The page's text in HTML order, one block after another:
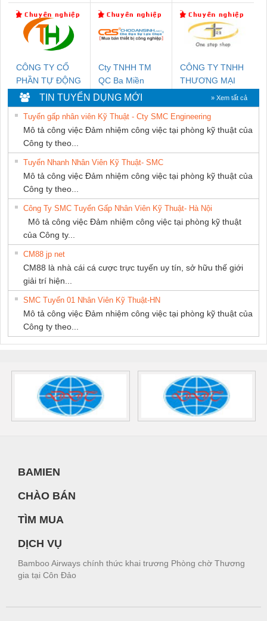
PHƯƠNG NAM
CÔNG TY CỔ
PHẦN TỰ ĐỘNG
TIẾN HƯNG
Cty TNHH TM
QC Ba Miền
CÔNG TY TNHH
THƯƠNG MẠI
THIÊN ÂN VIỆT
NAM
TIN TUYỂN DỤNG MỚI » Xem tất cả
Tuyển gấp nhân viên Kỹ Thuật - Cty SMC Engineering
Mô tả công việc Đảm nhiệm công việc tại phòng kỹ thuật của
Công ty theo...
Tuyển Nhanh Nhân Viên Kỹ Thuật- SMC
Mô tả công việc Đảm nhiệm công việc tại phòng kỹ thuật của
Công ty theo...
Công Ty SMC Tuyển Gấp Nhân Viên Kỹ Thuật- Hà Nội
Mô tả công việc Đảm nhiệm công việc tại phòng kỹ thuật
của Công ty...
CM88 jp net
CM88 là nhà cái cá cược trực tuyến uy tín, sở hữu thế giới
giải trí hiện...
SMC Tuyển 01 Nhân Viên Kỹ Thuật-HN
Mô tả công việc Đảm nhiệm công việc tại phòng kỹ thuật của
Công ty theo...
BAMIEN
CHÀO BÁN
TÌM MUA
DỊCH VỤ
Bamboo Airways chính thức khai trương Phòng chờ Thương
gia tại Côn Đảo